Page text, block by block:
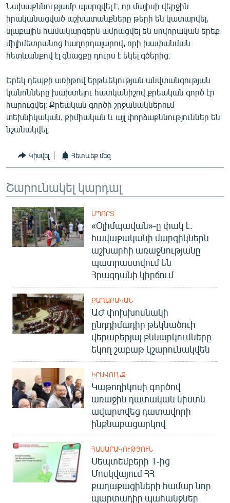
Նախաքննությամբ պարզվել է, որ մայիսի վերջին
իրականացված աշխատանքները թերի են կատարվել.
սլաքային համակարգերն ամրացվել են սովորական երեք
միլիմետրանոց հաղորդալարով, որի խափանման
հետևանքով էլ գնացքը դուրս է եկել գծերից։
Երեկ դեպքի առիթով երթևեկության անվտանգության
կանոնները խախտելու հատկանիշով քրեական գործ էր
հարուցվել։ Քրեական գործի շրջանակներում
տեխնիկական, քիմիական և այլ փորձաքննություններ են
նշանակվել։
Կիսվել Հետևեք մեզ
Շարունակել կարդալ
ՍՊՈՐՏ
«Օլիմպավան»-ը փակ է.
հավաքականի մարզիկներն
աշխարհի առաջնությանը
պատրաստվում են
Հրազդանի կիրճում
ՔԱՂԱՔԱԿԱՆ
ԱԺ փոխխոսնակի
ընդդիմադիր թեկնածուի
վերաբերյալ քննարկումները
եկող շաբաթ կշարունակվեն
ԻՐԱՎՈՒՆՔ
Կաթողիկոսի գործով
առաջին դատական նիստն
ավարտվեց դատավորի
ինքնաբացարկով
ՀԱՍԱՐԱԿՈՒԹՅՈՒՆ
Սեպտեմբերի 1-ից
Մոսկվայում ՀՀ
քաղաքացիների համար նոր
պարտադիր պահանջներ